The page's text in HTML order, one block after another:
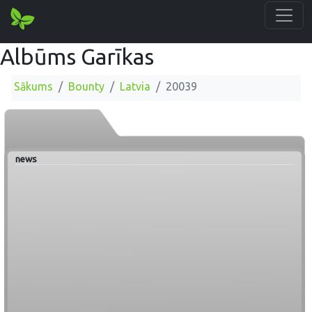
Albūms Garīkas
Sākums Bounty Latvia 20039
news